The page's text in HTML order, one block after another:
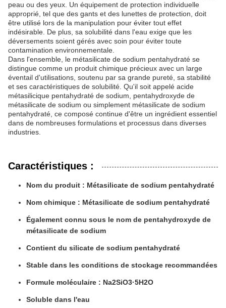
peau ou des yeux. Un équipement de protection individuelle
approprié, tel que des gants et des lunettes de protection, doit
être utilisé lors de la manipulation pour éviter tout effet
indésirable. De plus, sa solubilité dans l'eau exige que les
déversements soient gérés avec soin pour éviter toute
contamination environnementale.
Dans l'ensemble, le métasilicate de sodium pentahydraté se
distingue comme un produit chimique précieux avec un large
éventail d'utilisations, soutenu par sa grande pureté, sa stabilité
et ses caractéristiques de solubilité. Qu'il soit appelé acide
métasilicique pentahydraté de sodium, pentahydroxyde de
métasilicate de sodium ou simplement métasilicate de sodium
pentahydraté, ce composé continue d'être un ingrédient essentiel
dans de nombreuses formulations et processus dans diverses
industries.
Caractéristiques :
Nom du produit : Métasilicate de sodium pentahydraté
Nom chimique : Métasilicate de sodium pentahydraté
Également connu sous le nom de pentahydroxyde de
métasilicate de sodium
Contient du silicate de sodium pentahydraté
Stable dans les conditions de stockage recommandées
Formule moléculaire : Na2SiO3·5H2O
Soluble dans l'eau